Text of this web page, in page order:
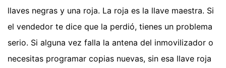
llaves negras y una roja. La roja es la llave maestra. Si
el vendedor te dice que la perdió, tienes un problema
serio. Si alguna vez falla la antena del inmovilizador o
necesitas programar copias nuevas, sin esa llave roja